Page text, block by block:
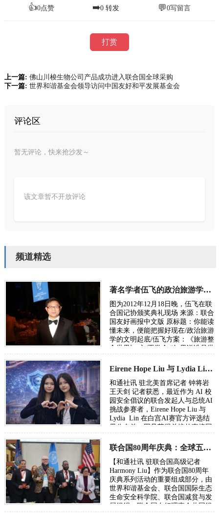
👍0点赞 ➡️0 转发 💬0写留言
打赏
上一篇: 佛山川梭生物公司产品成功进入联合国全球采购
下一篇: 世界和谐基金会领导访问中国友好和平发展基金会
评论区
暂无评论，快来抢沙发～
该文章暂不开放评论
频道精选
著名学者伍飞的政治旅游学方案：《旅游整合世界》
图为2012年12月18日晚，伍飞在联
合国记协颁奖典礼现场 来源：联合
国友好画报中文版 原标题：你能读
懂未来，便能把握好现在/政治旅游
学的文明起底/伍飞方案：《旅游整
合世界》 文/王学会 “如果说谁是世
人…
Eirene Hope Liu 与 Lydia Lin参加白宫AI 挑战赛倡议校园安全获总统亲赞！
和通社讯 驻北美首席记者 钟将岩
王天剑 记者获悉，最近作为 AI 校
园安全倡议的联合发起人与总统AI
挑战参赛者，Eirene Hope Liu 与
Lydia Lin 在白宫AI赛官方评选结
果公布前，罕见获得总统的直接回
杰里…
联合国80周年庆典：全球五城市荣膺年度“全球可持续地球家园范例奖”
【和通社讯 驻联合国高级记者
Harmony Liu】作为联合国80周年
庆典系列活动的重要组成部分，由
世界和谐基金会、联合国国际生态
生命安全科学院、联合国减贫与发
展组织、联合国友好理事会共同组